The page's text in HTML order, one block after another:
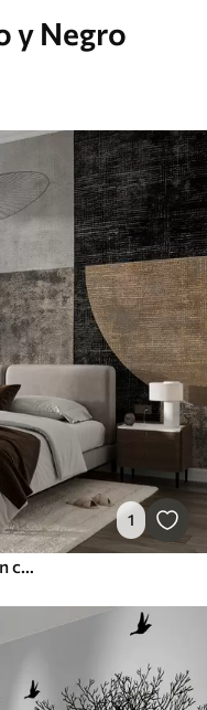
y Negro
1
Abstracción texturizada moderna en colores negro y naranja